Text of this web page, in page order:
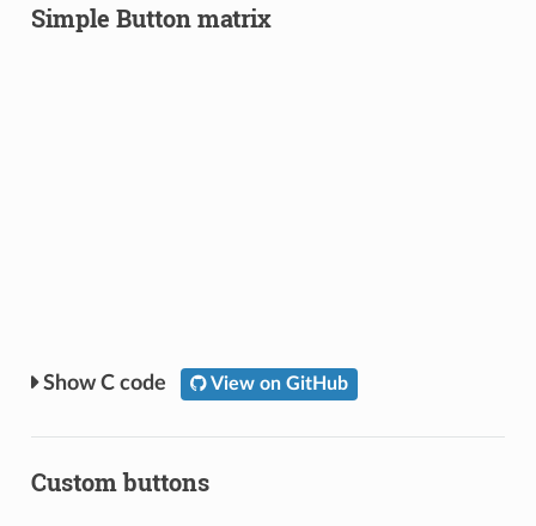
Simple Button matrix
C code View on GitHub
Custom buttons